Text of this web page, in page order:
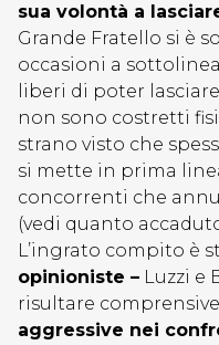
sua volontà a
Grande Fratello si è
occasioni a
liberi di poter
non sono costretti
strano visto che
si mette in prima
concorrenti che
(vedi quanto
L’ingrato compito è
opinioniste – Luzzi e
risultare
aggressive nei